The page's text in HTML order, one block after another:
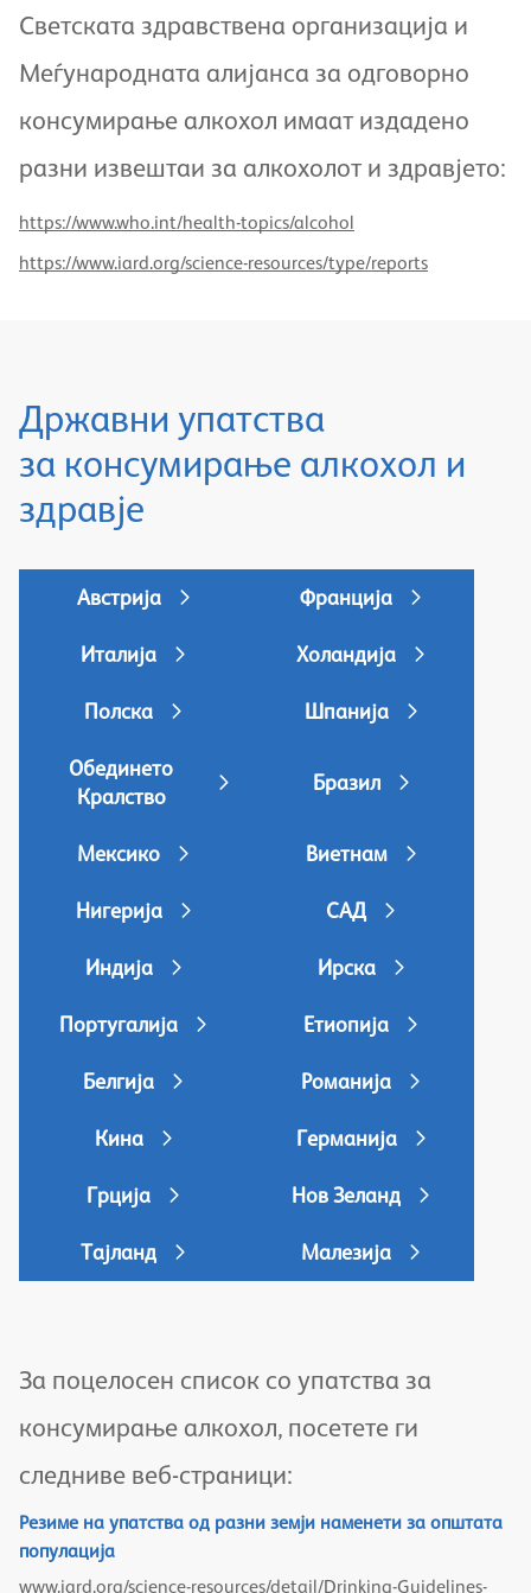
Светската здравствена организација и
Меѓународната алијанса за одговорно
консумирање алкохол имаат издадено
разни извештаи за алкохолот и здравјето:
https://www.who.int/health-topics/alcohol
https://www.iard.org/science-resources/type/reports
Државни упатства
за консумирање алкохол и
здравје
Австрија Франција
Италија Холандија
Полска Шпанија
Обединето
Кралство
Бразил
Мексико Виетнам
Нигерија САД
Индија Ирска
Португалија Етиопија
Белгија Романија
Кина Германија
Грција Нов Зеланд
Тајланд Малезија
За поцелосен список со упатства за
консумирање алкохол, посетете ги
следниве веб-страници:
Резиме на упатства од разни земји наменети за општата
популација
www.iard.org/science-resources/detail/Drinking-Guidelines-